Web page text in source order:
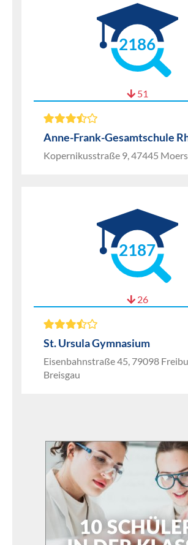
2186
51
Anne-Frank-Gesamtschule
Kopernikusstraße 9, 47445 Moers
2187
26
St. Ursula Gymnasium
Eisenbahnstraße 45, 79098
Breisgau